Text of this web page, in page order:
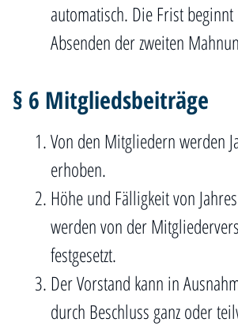
automatisch. Die Frist
Absenden der zweiten
§ 6 Mitgliedsbeiträge
Von den Mitgliedern werden
erhoben.
Höhe und Fälligkeit von
werden von der
festgesetzt.
Der Vorstand kann in
durch Beschluss ganz oder